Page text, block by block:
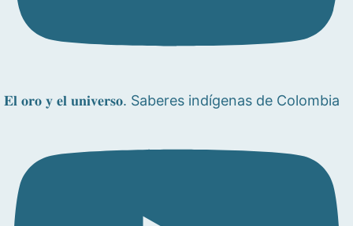
𝐄𝐥 𝐨𝐫𝐨 𝐲 𝐞𝐥 𝐮𝐧𝐢𝐯𝐞𝐫𝐬𝐨. Saberes indígenas de Colombia